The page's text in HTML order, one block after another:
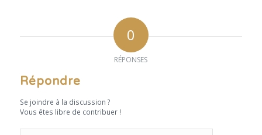
0
RÉPONSES
Répondre
Se joindre à la discussion ?
Vous êtes libre de contribuer !